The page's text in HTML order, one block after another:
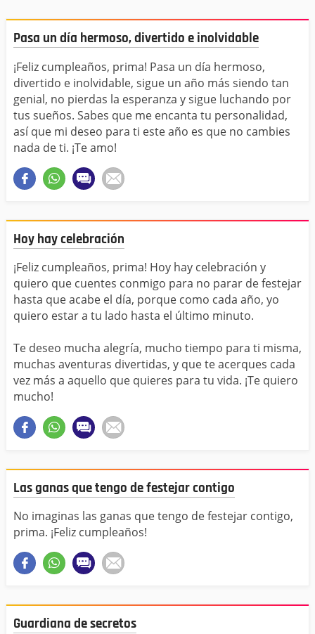
Pasa un día hermoso, divertido e inolvidable
¡Feliz cumpleaños, prima! Pasa un día hermoso,
divertido e inolvidable, sigue un año más siendo tan
genial, no pierdas la esperanza y sigue luchando por
tus sueños. Sabes que me encanta tu personalidad,
así que mi deseo para ti este año es que no cambies
nada de ti. ¡Te amo!
Hoy hay celebración
¡Feliz cumpleaños, prima! Hoy hay celebración y
quiero que cuentes conmigo para no parar de festejar
hasta que acabe el día, porque como cada año, yo
quiero estar a tu lado hasta el último minuto.
Te deseo mucha alegría, mucho tiempo para ti misma,
muchas aventuras divertidas, y que te acerques cada
vez más a aquello que quieres para tu vida. ¡Te quiero
mucho!
Las ganas que tengo de festejar contigo
No imaginas las ganas que tengo de festejar contigo,
prima. ¡Feliz cumpleaños!
Guardiana de secretos